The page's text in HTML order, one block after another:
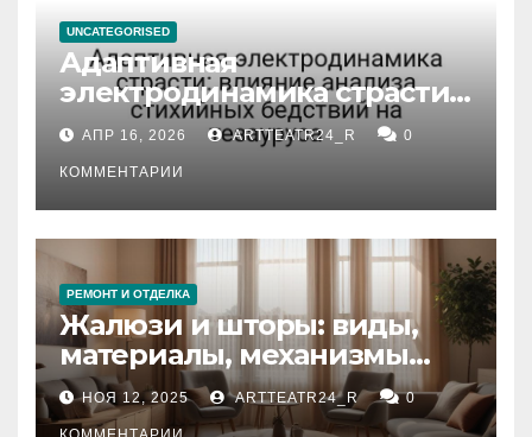
UNCATEGORISED
Адаптивная
электродинамика страсти:
влияние анализа
стихийных бедствий на
тезауруса
АПР 16, 2026 ARTTEATR24_R 0
КОММЕНТАРИИ
РЕМОНТ И ОТДЕЛКА
Жалюзи и шторы: виды,
материалы, механизмы
управления и уход
НОЯ 12, 2025 ARTTEATR24_R 0